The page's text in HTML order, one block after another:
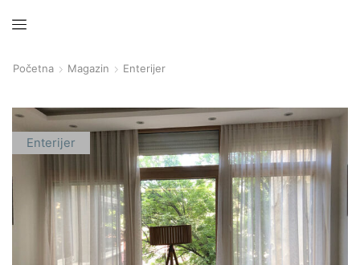
Početna Magazin Enterijer
Enterijer